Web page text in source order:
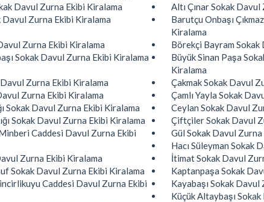
Davul Zurna Ekibi Kiralama
Altı Çınar Sokak
Davul Zurna Ekibi Kiralama
Barutçu Onbaşı
Kiralama
Zurna Ekibi Kiralama
Börekçi Bayram
Sokak Davul Zurna Ekibi Kiralama
Büyük Sinan Paşa
Kiralama
Zurna Ekibi Kiralama
Çakmak Sokak Davul
Zurna Ekibi Kiralama
Çamlı Yayla Sokak
Sokak Davul Zurna Ekibi Kiralama
Ceylan Sokak Davul
Sokak Davul Zurna Ekibi Kiralama
Çiftçiler Sokak Davul
Caddesi Davul Zurna Ekibi
Gül Sokak Davul
Hacı Süleyman Sokak
Zurna Ekibi Kiralama
İtimat Sokak Davul
Sokak Davul Zurna Ekibi Kiralama
Kaptanpaşa Sokak
Caddesi Davul Zurna Ekibi
Kayabaşı Sokak
Küçük Altaybaşı